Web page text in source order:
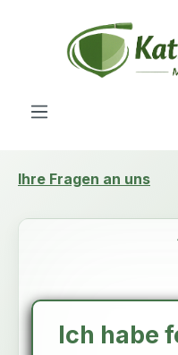
Zum Hauptinhalt springen
Ihre Fragen an uns
Ich habe